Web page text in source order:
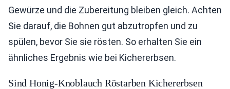
Gewürze und die Zubereitung bleiben gleich. Achten
Sie darauf, die Bohnen gut abzutropfen und zu
spülen, bevor Sie sie rösten. So erhalten Sie ein
ähnliches Ergebnis wie bei Kichererbsen.
Sind Honig-Knoblauch Röstarben Kichererbsen